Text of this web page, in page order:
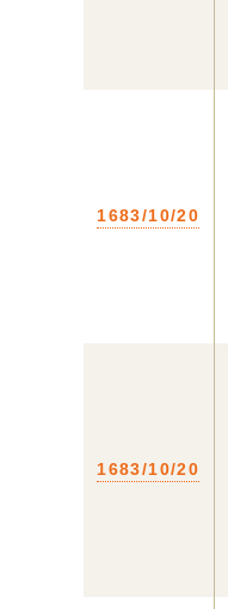
1683/10/20
1683/10/20